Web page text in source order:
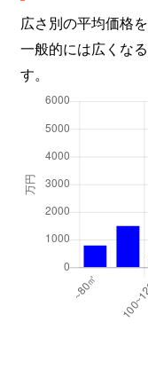
広さ別の平均価格
一般的には広くな
す。